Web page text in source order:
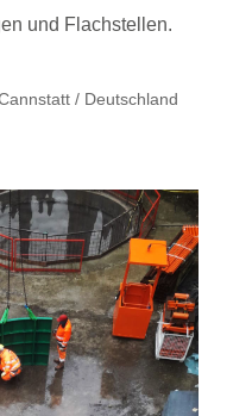
und Flachstellen.